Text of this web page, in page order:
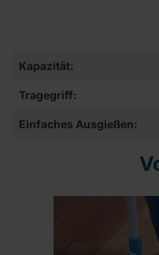
Kapazität:
Tragegriff:
Einfaches Ausgießen: